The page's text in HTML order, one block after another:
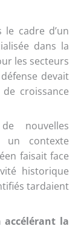
le cadre d’un
dans la
les secteurs
devait
croissance
nouvelles
un contexte
faisait face
historique
tardaient
accélérant la